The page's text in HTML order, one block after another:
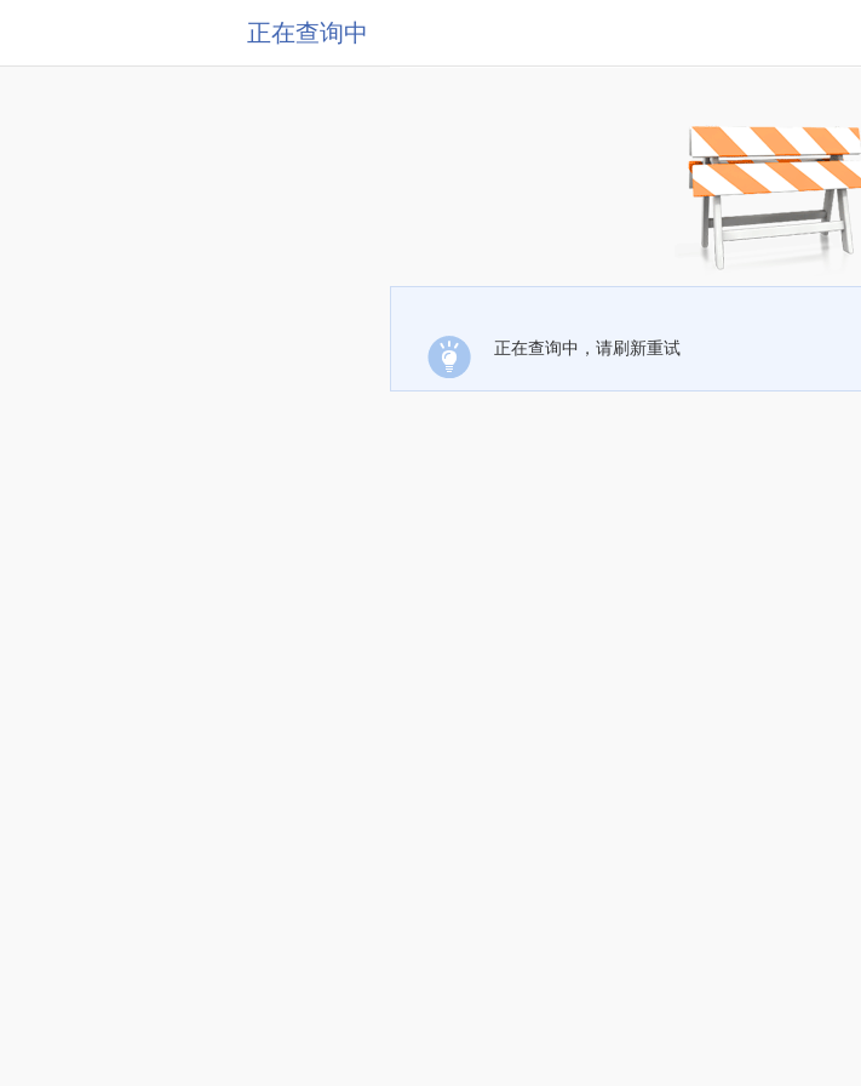
正在查询中
正在查询中，请刷新重试